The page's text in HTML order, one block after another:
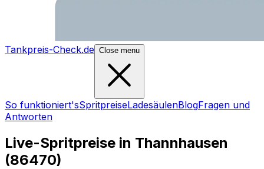
Tankpreis-Check.de Close menu
So funktioniert'sSpritpreiseLadesäulenBlogFragen und
Antworten
Live-Spritpreise in Thannhausen
(86470)